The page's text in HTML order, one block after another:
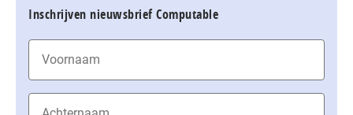
Inschrijven nieuwsbrief Computable